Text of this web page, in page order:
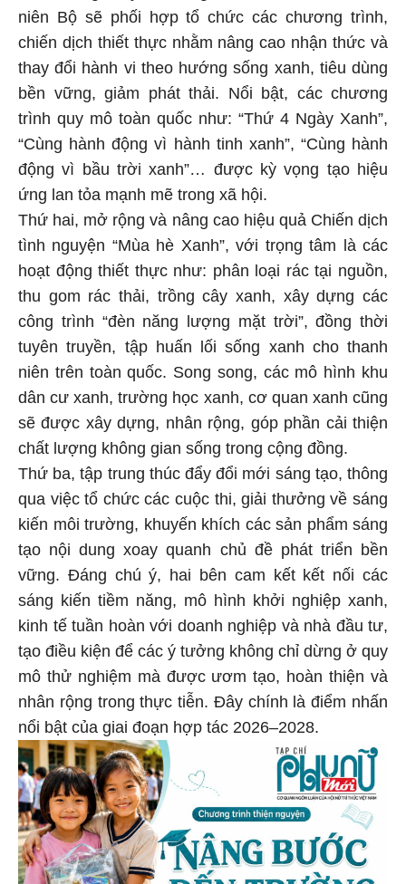
niên Bộ sẽ phối hợp tổ chức các chương trình,
chiến dịch thiết thực nhằm nâng cao nhận thức và
thay đổi hành vi theo hướng sống xanh, tiêu dùng
bền vững, giảm phát thải. Nổi bật, các chương
trình quy mô toàn quốc như: “Thứ 4 Ngày Xanh”,
“Cùng hành động vì hành tinh xanh”, “Cùng hành
động vì bầu trời xanh”… được kỳ vọng tạo hiệu
ứng lan tỏa mạnh mẽ trong xã hội.
Thứ hai, mở rộng và nâng cao hiệu quả Chiến dịch
tình nguyện “Mùa hè Xanh”, với trọng tâm là các
hoạt động thiết thực như: phân loại rác tại nguồn,
thu gom rác thải, trồng cây xanh, xây dựng các
công trình “đèn năng lượng mặt trời”, đồng thời
tuyên truyền, tập huấn lối sống xanh cho thanh
niên trên toàn quốc. Song song, các mô hình khu
dân cư xanh, trường học xanh, cơ quan xanh cũng
sẽ được xây dựng, nhân rộng, góp phần cải thiện
chất lượng không gian sống trong cộng đồng.
Thứ ba, tập trung thúc đẩy đổi mới sáng tạo, thông
qua việc tổ chức các cuộc thi, giải thưởng về sáng
kiến môi trường, khuyến khích các sản phẩm sáng
tạo nội dung xoay quanh chủ đề phát triển bền
vững. Đáng chú ý, hai bên cam kết kết nối các
sáng kiến tiềm năng, mô hình khởi nghiệp xanh,
kinh tế tuần hoàn với doanh nghiệp và nhà đầu tư,
tạo điều kiện để các ý tưởng không chỉ dừng ở quy
mô thử nghiệm mà được ươm tạo, hoàn thiện và
nhân rộng trong thực tiễn. Đây chính là điểm nhấn
nổi bật của giai đoạn hợp tác 2026–2028.